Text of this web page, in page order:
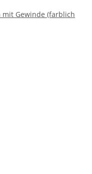
mit Gewinde (farblich